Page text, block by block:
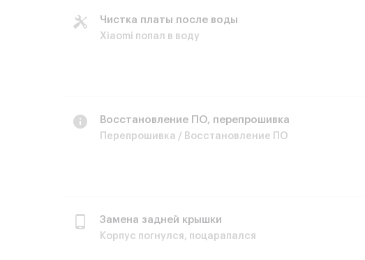
Чистка платы после воды
Xiaomi попал в воду
Восстановление ПО, перепрошивка
Перепрошивка / Восстановление ПО
Замена задней крышки
Корпус погнулся, поцарапался